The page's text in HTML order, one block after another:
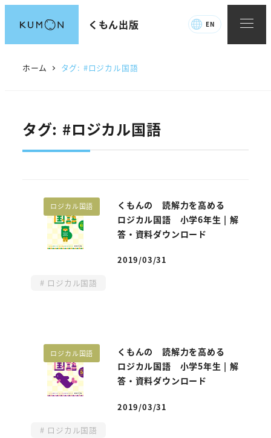
ン
くもん出版 EN
ホーム タグ: #ロジカル国語
タグ: #ロジカル国語
ロジカル国語
くもんの 読解力を高める
ロジカル国語 小学6年生 | 解
答・資料ダウンロード
投稿日
2019/03/31
ロジカル国語
ロジカル国語
くもんの 読解力を高める
ロジカル国語 小学5年生 | 解
答・資料ダウンロード
投稿日
2019/03/31
ロジカル国語